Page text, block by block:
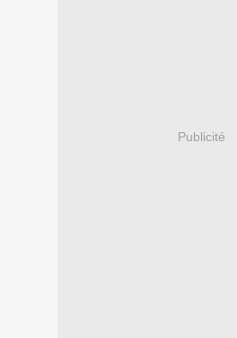
Publicité